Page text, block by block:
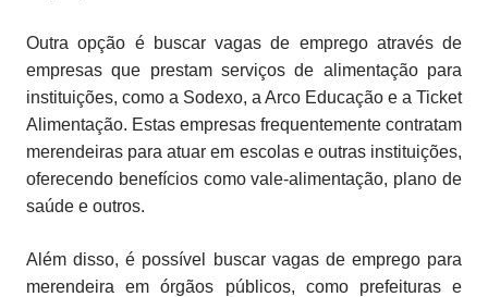
Outra opção é buscar vagas de emprego através de
empresas que prestam serviços de alimentação para
instituições, como a Sodexo, a Arco Educação e a Ticket
Alimentação. Estas empresas frequentemente contratam
merendeiras para atuar em escolas e outras instituições,
oferecendo benefícios como vale-alimentação, plano de
saúde e outros.
Além disso, é possível buscar vagas de emprego para
merendeira em órgãos públicos, como prefeituras e